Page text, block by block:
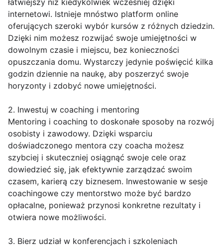
łatwiejszy niż kiedykolwiek wcześniej dzięki
internetowi. Istnieje mnóstwo platform online
oferujących szeroki wybór kursów z różnych dziedzin.
Dzięki nim możesz rozwijać swoje umiejętności w
dowolnym czasie i miejscu, bez konieczności
opuszczania domu. Wystarczy jedynie poświęcić kilka
godzin dziennie na naukę, aby poszerzyć swoje
horyzonty i zdobyć nowe umiejętności.
2. Inwestuj w coaching i mentoring
Mentoring i coaching to doskonałe sposoby na rozwój
osobisty i zawodowy. Dzięki wsparciu
doświadczonego mentora czy coacha możesz
szybciej i skuteczniej osiągnąć swoje cele oraz
dowiedzieć się, jak efektywnie zarządzać swoim
czasem, karierą czy biznesem. Inwestowanie w sesje
coachingowe czy mentorstwo może być bardzo
opłacalne, ponieważ przynosi konkretne rezultaty i
otwiera nowe możliwości.
3. Bierz udział w konferencjach i szkoleniach